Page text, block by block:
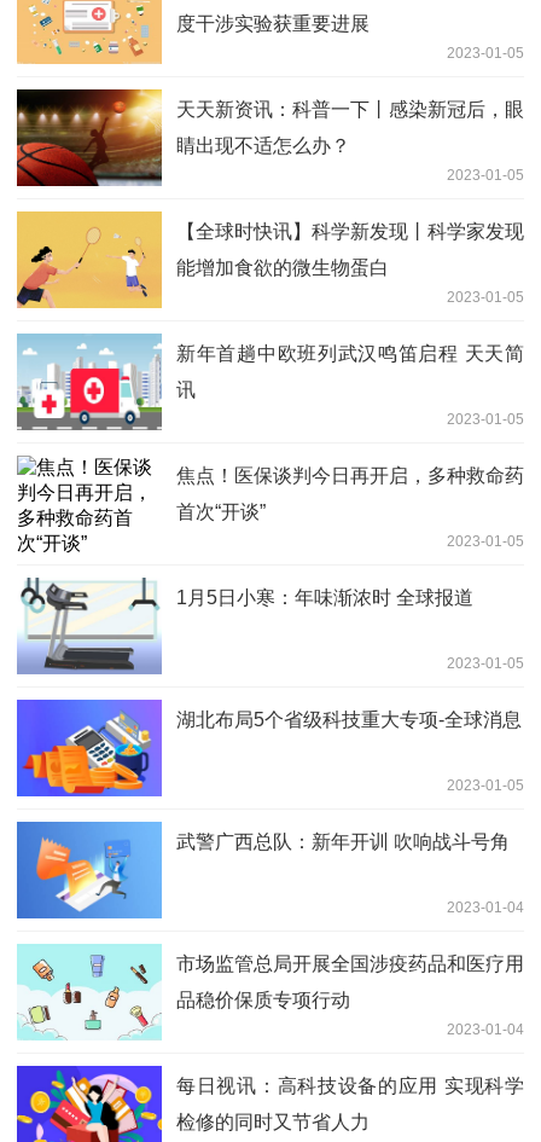
度干涉实验获重要进展
2023-01-05
天天新资讯：科普一下丨感染新冠后，眼
睛出现不适怎么办？
2023-01-05
【全球时快讯】科学新发现丨科学家发现
能增加食欲的微生物蛋白
2023-01-05
新年首趟中欧班列武汉鸣笛启程 天天简
讯
2023-01-05
焦点！医保谈判今日再开启，多种救命药
首次“开谈”
2023-01-05
1月5日小寒：年味渐浓时 全球报道
2023-01-05
湖北布局5个省级科技重大专项-全球消息
2023-01-05
武警广西总队：新年开训 吹响战斗号角
2023-01-04
市场监管总局开展全国涉疫药品和医疗用
品稳价保质专项行动
2023-01-04
每日视讯：高科技设备的应用 实现科学
检修的同时又节省人力